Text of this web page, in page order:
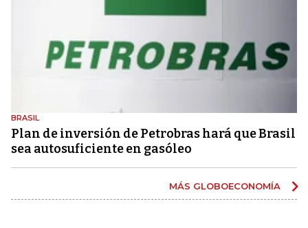
BRASIL
Plan de inversión de Petrobras hará que Brasil
sea autosuficiente en gasóleo
MÁS GLOBOECONOMÍA